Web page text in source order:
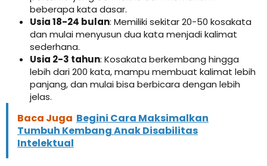
beberapa kata dasar.
Usia 18-24 bulan: Memiliki sekitar 20-50 kosakata
dan mulai menyusun dua kata menjadi kalimat
sederhana.
Usia 2-3 tahun: Kosakata berkembang hingga
lebih dari 200 kata, mampu membuat kalimat lebih
panjang, dan mulai bisa berbicara dengan lebih
jelas.
Baca Juga Begini Cara Maksimalkan
Tumbuh Kembang Anak Disabilitas
Intelektual